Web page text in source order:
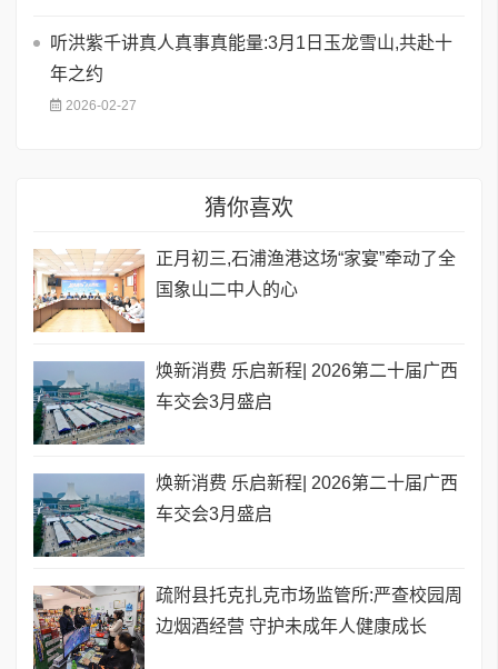
听洪紫千讲真人真事真能量:3月1日玉龙雪山,共赴十
年之约
2026-02-27
猜你喜欢
正月初三,石浦渔港这场“家宴”牵动了全
国象山二中人的心
焕新消费 乐启新程| 2026第二十届广西
车交会3月盛启
焕新消费 乐启新程| 2026第二十届广西
车交会3月盛启
疏附县托克扎克市场监管所:严查校园周
边烟酒经营 守护未成年人健康成长